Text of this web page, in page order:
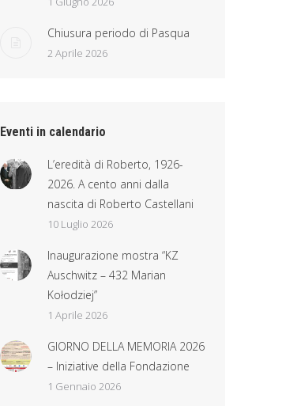
Chiusura periodo di Pasqua
2 Aprile 2026
Eventi in calendario
L’eredità di Roberto, 1926-
2026. A cento anni dalla
nascita di Roberto Castellani
10 Luglio 2026
Inaugurazione mostra “KZ
Auschwitz – 432 Marian
Kołodziej”
1 Aprile 2026
GIORNO DELLA MEMORIA 2026
– Iniziative della Fondazione
1 Gennaio 2026